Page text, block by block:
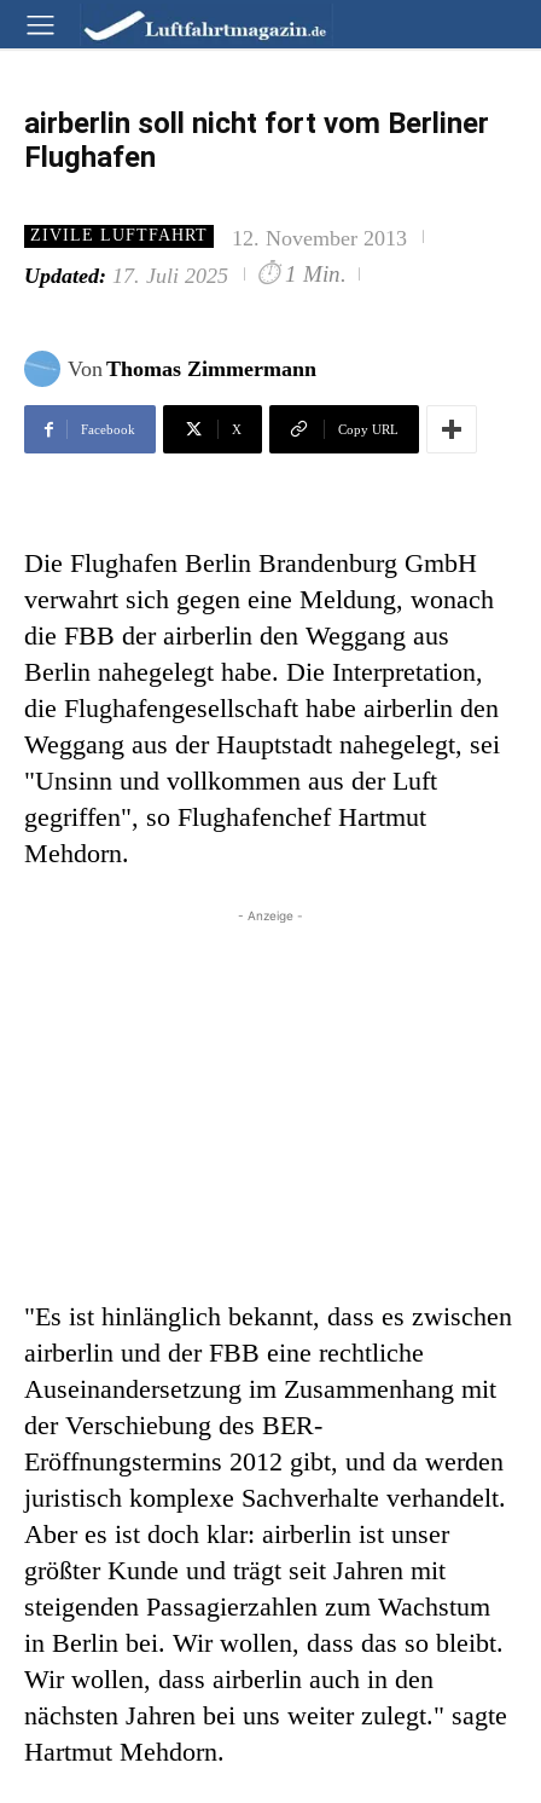
airberlin soll nicht fort vom Berliner
Flughafen
ZIVILE LUFTFAHRT
12. November 2013
Updated: 17. Juli 2025 ⏱ 1 Min.
VonThomas Zimmermann
Facebook X Copy URL
Die Flughafen Berlin Brandenburg GmbH
verwahrt sich gegen eine Meldung, wonach
die FBB der airberlin den Weggang aus
Berlin nahegelegt habe. Die Interpretation,
die Flughafengesellschaft habe airberlin den
Weggang aus der Hauptstadt nahegelegt, sei
"Unsinn und vollkommen aus der Luft
gegriffen", so Flughafenchef Hartmut
Mehdorn.
- Anzeige -
"Es ist hinlänglich bekannt, dass es zwischen
airberlin und der FBB eine rechtliche
Auseinandersetzung im Zusammenhang mit
der Verschiebung des BER-
Eröffnungstermins 2012 gibt, und da werden
juristisch komplexe Sachverhalte verhandelt.
Aber es ist doch klar: airberlin ist unser
größter Kunde und trägt seit Jahren mit
steigenden Passagierzahlen zum Wachstum
in Berlin bei. Wir wollen, dass das so bleibt.
Wir wollen, dass airberlin auch in den
nächsten Jahren bei uns weiter zulegt." sagte
Hartmut Mehdorn.